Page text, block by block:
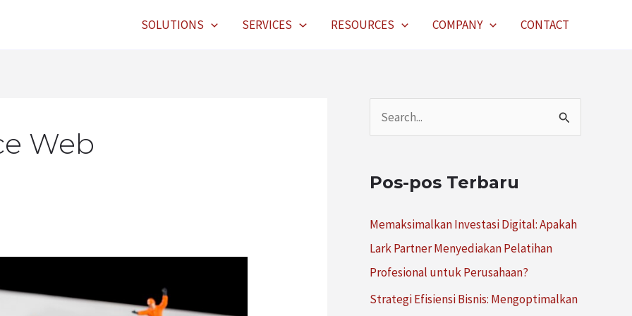
SOLUTIONS SERVICES RESOURCES COMPANY CONTACT
Web
i
u
n
t
Pos-pos Terbaru
Memaksimalkan Investasi Digital: Apakah
Lark Partner Menyediakan Pelatihan
Profesional untuk Perusahaan?
Strategi Efisiensi Bisnis: Mengoptimalkan